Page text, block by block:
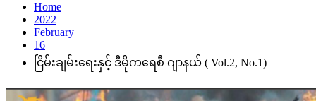
Home
2022
February
16
ငြိမ်းချမ်းရေးနှင့် ဒီမိုကရေစီ ဂျာနယ် ( Vol.2, No.1)